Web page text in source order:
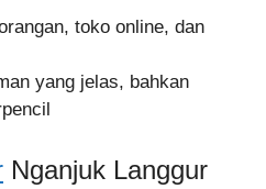
toko online, dan
yang jelas, bahkan
Nganjuk Langgur